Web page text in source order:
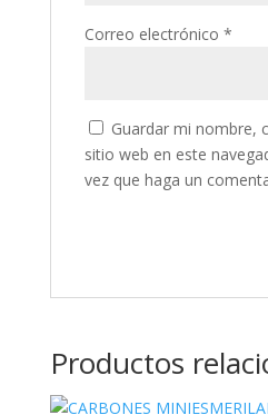
Correo electrónico *
Guardar mi nombre,
sitio web en este
vez que haga un
Productos